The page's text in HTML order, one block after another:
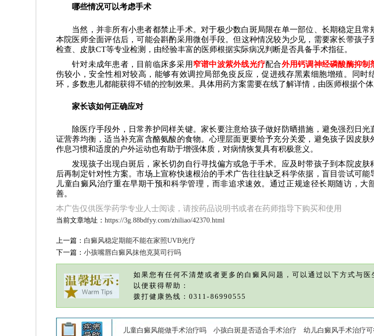
哪些情况可以考虑手术
当然，并非所有小患者都禁止手术。对于极少数白斑局限在单一部位、长期稳定且常
本院医师全面评估后，可能会斟酌采用微创手段。但这种情况较为少见，需要家长带孩子
检查、皮肤CT等专业检测，由经验丰富的医师根据实际病况判断是否具备手术指征。
针对未成年患者，目前临床多采用 窄谱中波紫外线光疗配合外用钙调神经磷酸酶抑制
伤较小，安全性相对较高，能够有效调控局部免疫反应，促进残存黑素细胞增殖。同时
环，多数患儿都能获得不错的控制效果。具体用药方案需要在线了解详情，由医师根据个体
家长该如何正确应对
除医疗手段外，日常养护同样关键。家长要注意给孩子做好防晒措施，避免强烈日光
证营养均衡，适当补充富含酪氨酸的食物。心理层面更要给予充分关爱，避免孩子因皮肤
作息习惯和适度的户外运动也有助于增强体质，对病情恢复具有积极意义。
发现孩子出现白斑后，家长切勿自行寻找偏方或急于手术。应及时带孩子到本院皮肤
后再制定针对性方案。市场上宣称快速根治的手术广告往往缺乏科学依据，盲目尝试可能
儿童白癜风治疗重在早期干预和科学管理，而非追求速效。通过正规途径长期随访，大
善。
本广告仅供医学药学专业人士阅读，请按药品说明书或者在药师指导下购买和使用
当前文章地址： https://3g.88bdfyy.com/zhiliao/42370.html
上一篇： 白癜风稳定期能不能在家照UVB光疗
下一篇： 小孩嘴唇白癜风抹他克莫司行吗
如果您有任何不清楚或者更多的白癜风问题，可以通过以下方式与医
以便获得帮助：
拨打健康热线：0311-86990555
儿童白癜风能做手术治疗吗 小孩白斑是否适合手术治疗 幼儿白癜风手术治疗